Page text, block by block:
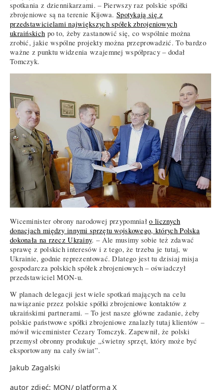
spotkania z dziennikarzami. – Pierwszy raz polskie spółki
zbrojeniowe są na terenie Kijowa. Spotykają się z
przedstawicielami największych spółek zbrojeniowych
ukraińskich po to, żeby zastanowić się, co wspólnie można
zrobić, jakie wspólne projekty można przeprowadzić. To bardzo
ważne z punktu widzenia wzajemnej współpracy – dodał
Tomczyk.
Wiceminister obrony narodowej przypomniało licznych
donacjach między innymi sprzętu wojskowego, których Polska
dokonała na rzecz Ukrainy. – Ale musimy sobie też zdawać
sprawę z polskich interesów i z tego, że trzeba je tutaj, w
Ukrainie, godnie reprezentować. Dlatego jest tu dzisiaj misja
gospodarcza polskich spółek zbrojeniowych – oświadczył
przedstawiciel MON-u.
W planach delegacji jest wiele spotkań mających na celu
nawiązanie przez polskie spółki zbrojeniowe kontaktów z
ukraińskimi partnerami. – To jest nasze główne zadanie, żeby
polskie państwowe spółki zbrojeniowe znalazły tutaj klientów –
mówił wiceminister Cezary Tomczyk. Zapewnił, że polski
przemysł obronny produkuje „świetny sprzęt, który może być
eksportowany na cały świat”.
Jakub Zagalski
autor zdjęć: MON/ platforma X